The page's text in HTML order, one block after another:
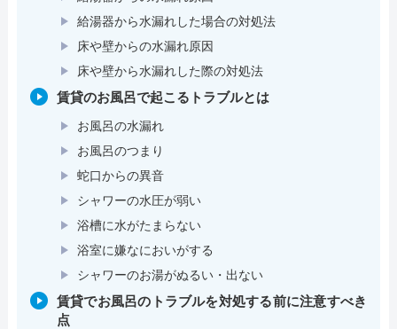
給湯器から水漏れした場合の対処法
床や壁からの水漏れ原因
床や壁から水漏れした際の対処法
賃貸のお風呂で起こるトラブルとは
お風呂の水漏れ
お風呂のつまり
蛇口からの異音
シャワーの水圧が弱い
浴槽に水がたまらない
浴室に嫌なにおいがする
シャワーのお湯がぬるい・出ない
賃貸でお風呂のトラブルを対処する前に注意すべき
点